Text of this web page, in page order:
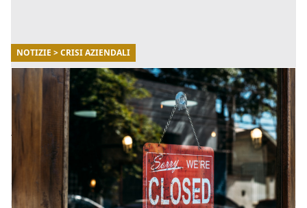
NOTIZIE > CRISI AZIENDALI
28/12/2021
Crisi d’impresa: nuova proroga e misure di
supporto anti-Covid
Andiamo così a vedere quali sono le principali misure
di supporto anti-Covid messe in campo del governo
per riuscire a fronteggiare la situazione sanitaria e per
a [...]